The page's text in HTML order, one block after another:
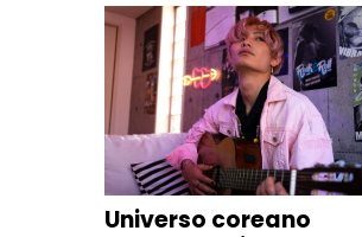
Universo coreano